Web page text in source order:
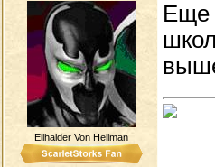
Eilhalder Von Hellman
Еще